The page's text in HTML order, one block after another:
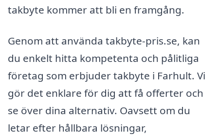
takbyte kommer att bli en framgång.
Genom att använda takbyte-pris.se, kan
du enkelt hitta kompetenta och pålitliga
företag som erbjuder takbyte i Farhult. Vi
gör det enklare för dig att få offerter och
se över dina alternativ. Oavsett om du
letar efter hållbara lösningar,